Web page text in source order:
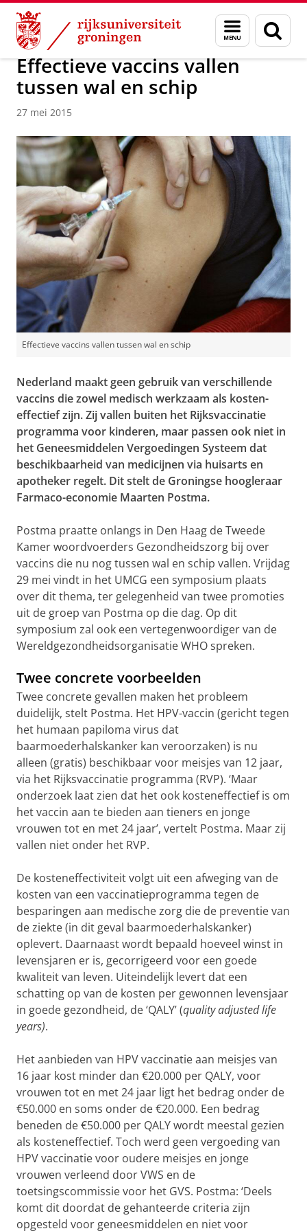
Skip
Content
Skip
Navigation
Menu
en
zoeken
Over ons Actueel Nieuws Nieuwsberichten
Effectieve vaccins vallen
tussen wal en schip
27 mei 2015
Effectieve vaccins vallen tussen wal en schip
Nederland maakt geen gebruik van verschillende
vaccins die zowel medisch werkzaam als kosten-
effectief zijn. Zij vallen buiten het Rijksvaccinatie
programma voor kinderen, maar passen ook niet in
het Geneesmiddelen Vergoedingen Systeem dat
beschikbaarheid van medicijnen via huisarts en
apotheker regelt. Dit stelt de Groningse hoogleraar
Farmaco-economie Maarten Postma.
Postma praatte onlangs in Den Haag de Tweede
Kamer woordvoerders Gezondheidszorg bij over
vaccins die nu nog tussen wal en schip vallen. Vrijdag
29 mei vindt in het UMCG een symposium plaats
over dit thema, ter gelegenheid van twee promoties
uit de groep van Postma op die dag. Op dit
symposium zal ook een vertegenwoordiger van de
Wereldgezondheidsorganisatie WHO spreken.
Twee concrete voorbeelden
Twee concrete gevallen maken het probleem
duidelijk, stelt Postma. Het HPV-vaccin (gericht tegen
het humaan papiloma virus dat
baarmoederhalskanker kan veroorzaken) is nu
alleen (gratis) beschikbaar voor meisjes van 12 jaar,
via het Rijksvaccinatie programma (RVP). ‘Maar
onderzoek laat zien dat het ook kosteneffectief is om
het vaccin aan te bieden aan tieners en jonge
vrouwen tot en met 24 jaar’, vertelt Postma. Maar zij
vallen niet onder het RVP.
De kosteneffectiviteit volgt uit een afweging van de
kosten van een vaccinatieprogramma tegen de
besparingen aan medische zorg die de preventie van
de ziekte (in dit geval baarmoederhalskanker)
oplevert. Daarnaast wordt bepaald hoeveel winst in
levensjaren er is, gecorrigeerd voor een goede
kwaliteit van leven. Uiteindelijk levert dat een
schatting op van de kosten per gewonnen levensjaar
in goede gezondheid, de ‘QALY’ (quality adjusted life
years).
Het aanbieden van HPV vaccinatie aan meisjes van
16 jaar kost minder dan €20.000 per QALY, voor
vrouwen tot en met 24 jaar ligt het bedrag onder de
€50.000 en soms onder de €20.000. Een bedrag
beneden de €50.000 per QALY wordt meestal gezien
als kosteneffectief. Toch werd geen vergoeding van
HPV vaccinatie voor oudere meisjes en jonge
vrouwen verleend door VWS en de
toetsingscommissie voor het GVS. Postma: ‘Deels
komt dit doordat de gehanteerde criteria zijn
opgesteld voor geneesmiddelen en niet voor